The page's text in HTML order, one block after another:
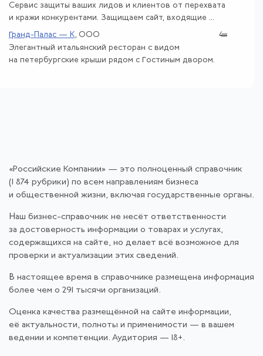
Сервис защиты ваших лидов и клиентов от перехвата
и кражи конкурентами. Защищаем сайт, входящие ...
Гранд-Палас — К, ООО
Элегантный итальянский ресторан с видом
на петербургские крыши рядом с Гостиным двором.
«Российские Компании» — это полноценный справочник
(1 874 рубрики) по всем направлениям бизнеса
и общественной жизни, включая государственные органы.
Наш бизнес-справочник не несёт ответственности
за достоверность информации о товарах и услугах,
содержащихся на сайте, но делает всё возможное для
проверки и актуализации этих сведений.
В настоящее время в справочнике размещена информация
более чем о 291 тысячи организаций.
Оценка качества размещённой на сайте информации,
её актуальности, полноты и применимости — в вашем
ведении и компетенции. Аудитория — 18+.